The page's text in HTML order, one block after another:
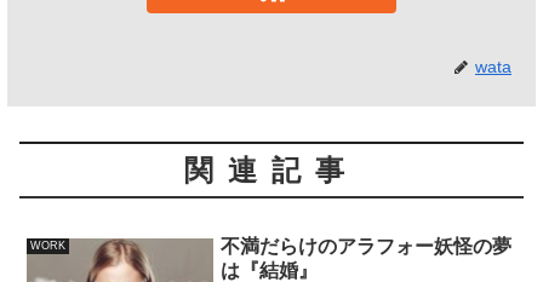
wata
関連記事
WORK
不満だらけのアラフォー妖怪の夢
は『結婚』